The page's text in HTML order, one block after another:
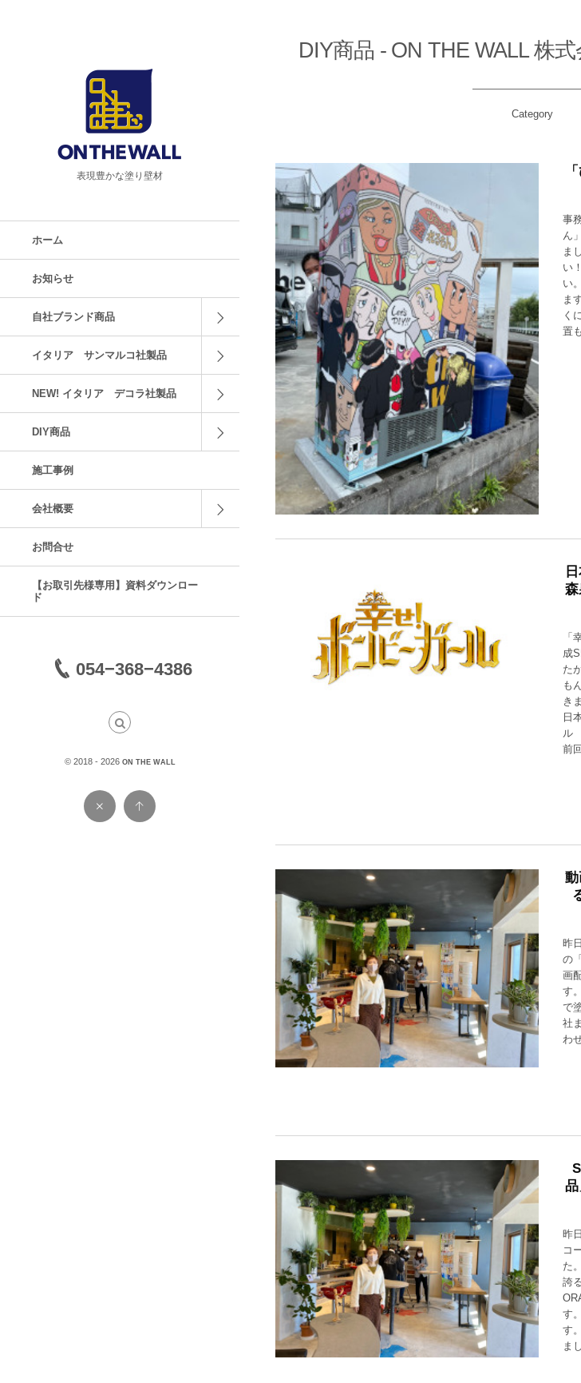
表現豊かな塗り壁材
ホーム
お知らせ
自社ブランド商品
イタリア サンマルコ社製品
NEW! イタリア デコラ社製品
DIY商品
施工事例
会社概要
お問合せ
【お取引先様専用】資料ダウンロー
ド
054−368−4386
© 2018 - 2026 ON THE WALL
DIY商品 - ON THE WALL 株
Category
事
ん
ま
い
い
ま
く
置
森
「
成
た
も
き
日
ル
前
動
昨
の
画
す
で
社
わ
品
昨
コ
た
誇
す
す
ま